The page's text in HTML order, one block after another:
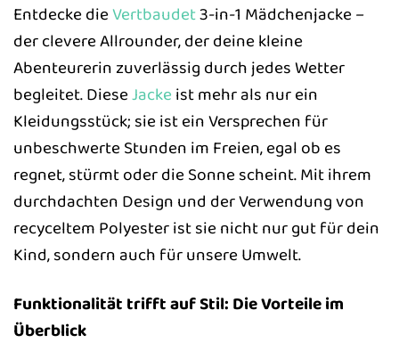
Entdecke dieVertbaudet3-in-1 Mädchenjacke –
der clevere Allrounder, der deine kleine
Abenteurerin zuverlässig durch jedes Wetter
begleitet. DieseJacke ist mehr als nur ein
Kleidungsstück; sie ist ein Versprechen für
unbeschwerte Stunden im Freien, egal ob es
regnet, stürmt oder die Sonne scheint. Mit ihrem
durchdachten Design und der Verwendung von
recyceltem Polyester ist sie nicht nur gut für dein
Kind, sondern auch für unsere Umwelt.
Funktionalität trifft auf Stil: Die Vorteile im
Überblick